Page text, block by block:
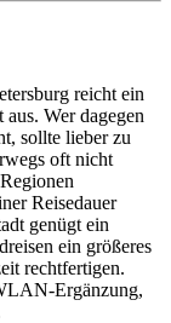
reicht ein
Wer dagegen
sollte lieber zu
oft nicht
Reisedauer
genügt ein
ein größeres
rechtfertigen.
Ergänzung,